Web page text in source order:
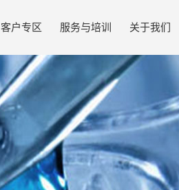
客户专区 服务与培训 关于我们